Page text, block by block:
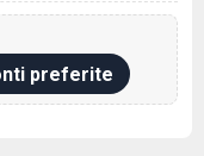
preferite